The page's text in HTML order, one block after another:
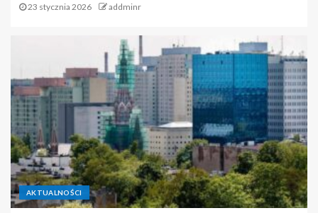
23 stycznia 2026 addminr
AKTUALNOŚCI